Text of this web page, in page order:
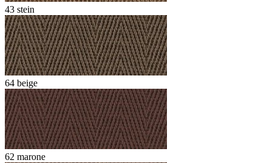
43 stein
64 beige
62 marone